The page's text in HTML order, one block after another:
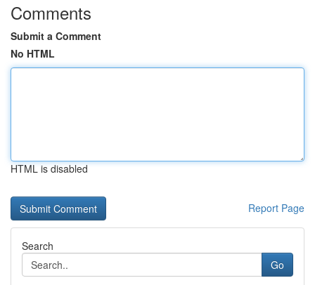
Comments
Submit a Comment
No HTML
HTML is disabled
Report Page
Search
Go